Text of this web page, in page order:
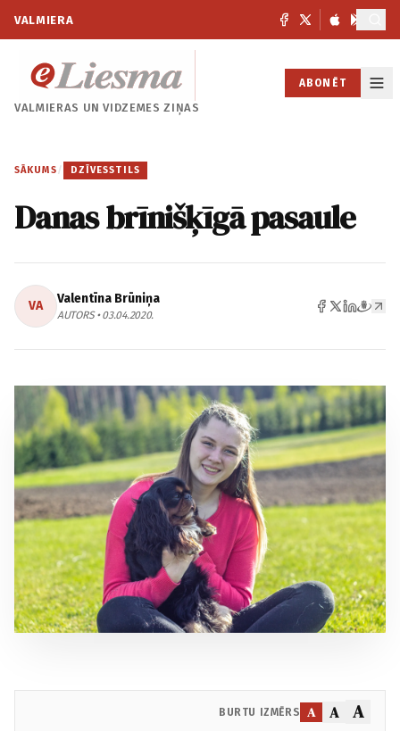
VALMIERA
VALMIERAS UNVIDZEMES ZIŅAS
ABONĒT
SĀKUMS / DZĪVESSTILS
Danas brīnišķīgā pasaule
VA Valentīna Brūniņa
AUTORS • 03.04.2020.
BURTU IZMĒRS A A A